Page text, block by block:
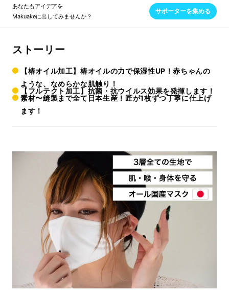
あなたもアイデアを
Makuakeに出してみませんか？
サポーターを集める
ストーリー
【椿オイル加工】椿オイルの力で保湿性UP！赤ちゃんの
ような、なめらかな肌触り！
【フルテクト加工】抗菌・抗ウイルス効果を発揮します！
素材〜縫製まで全て日本生産！匠が1枚ずつ丁寧に仕上げ
ます！